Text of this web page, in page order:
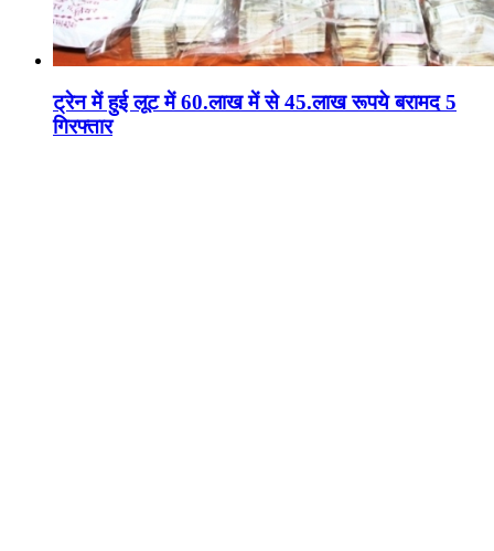
ट्रेन में हुई लूट में 60.लाख में से 45.लाख रूपये बरामद 5
गिरफ्तार